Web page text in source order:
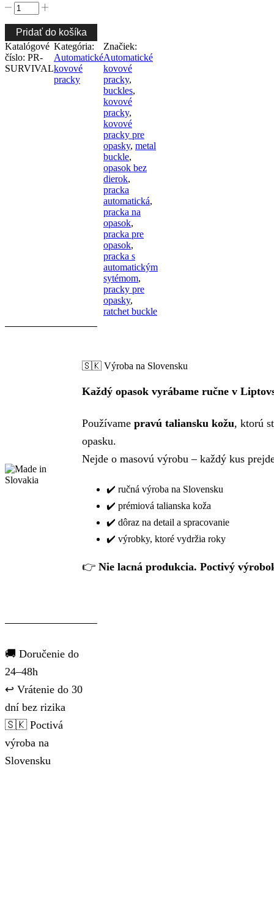
množstvo
Automatická
kovová
pracka
SURVIVAL
pre
remene
Pridať do košíka
Katalógové
číslo: PR-
SURVIVAL
Kategória:
Automatické
kovové
pracky
Značiek:
Automatické
kovové
pracky,
buckles,
kovové
pracky,
kovové
pracky pre
opasky, metal
buckle,
opasok bez
dierok,
pracka
automatická,
pracka na
opasok,
pracka pre
opasok,
pracka s
automatickým
sytémom,
pracky pre
opasky,
ratchet buckle
🇸🇰 Výroba na Slovensku
Každý opasok vyrábame ručne v
Používame pravú taliansku kožu, ktorú
opasku.
Nejde o masovú výrobu – každý kus
✔️ ručná výroba na Slovensku
✔️ prémiová talianska koža
✔️ dôraz na detail a spracovanie
✔️ výrobky, ktoré vydržia roky
👉 Nie lacná produkcia. Poctivý
🚚 Doručenie do
24–48h
↩️ Vrátenie do 30
dní bez rizika
🇸🇰 Poctivá
výroba na
Slovensku